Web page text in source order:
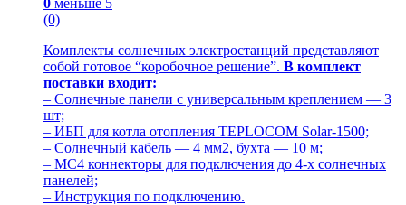
(0)
Комплекты солнечных электростанций представляют
собой готовое “коробочное решение”. В комплект
поставки входит:
– Солнечные панели с универсальным креплением — 3
шт;
– ИБП для котла отопления TEPLOCOM Solar-1500;
– Солнечный кабель — 4 мм2, бухта — 10 м;
– MC4 коннекторы для подключения до 4-х солнечных
панелей;
– Инструкция по подключению.